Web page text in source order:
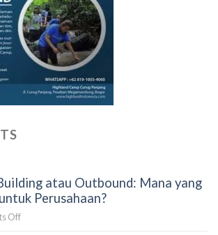
atau Outbound: Mana yang
Perusahaan?
Offon